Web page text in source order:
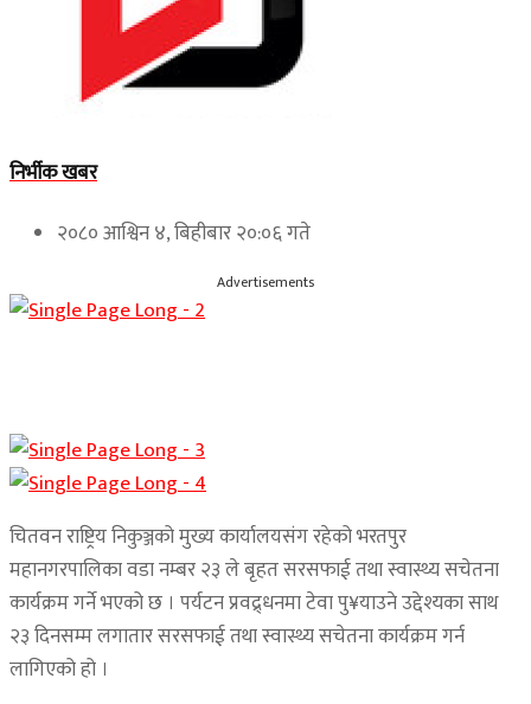
निर्भीक खबर
२०८० आश्विन ४, बिहीबार २०:०६ गते
Advertisements
चितवन राष्ट्रिय निकुञ्जको मुख्य कार्यालयसंग रहेको भरतपुर
महानगरपालिका वडा नम्बर २३ ले बृहत सरसफाई तथा स्वास्थ्य सचेतना
कार्यक्रम गर्ने भएको छ । पर्यटन प्रवद्र्धनमा टेवा पु¥याउने उद्देश्यका साथ
२३ दिनसम्म लगातार सरसफाई तथा स्वास्थ्य सचेतना कार्यक्रम गर्न
लागिएको हो ।